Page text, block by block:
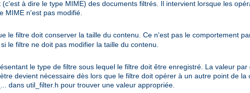
à dire le type MIME) des documents filtrés. Il intervient lorsque les
MIME n'est pas modifié.
le filtre doit conserver la taille du contenu. Ce n'est pas le comportement
le filtre ne doit pas modifier la taille du contenu.
le type de filtre sous lequel le filtre doit être enregistré. La valeur par
devient nécessaire dès lors que le filtre doit opérer à un autre point de
dans util_filter.h pour trouver une valeur appropriée.